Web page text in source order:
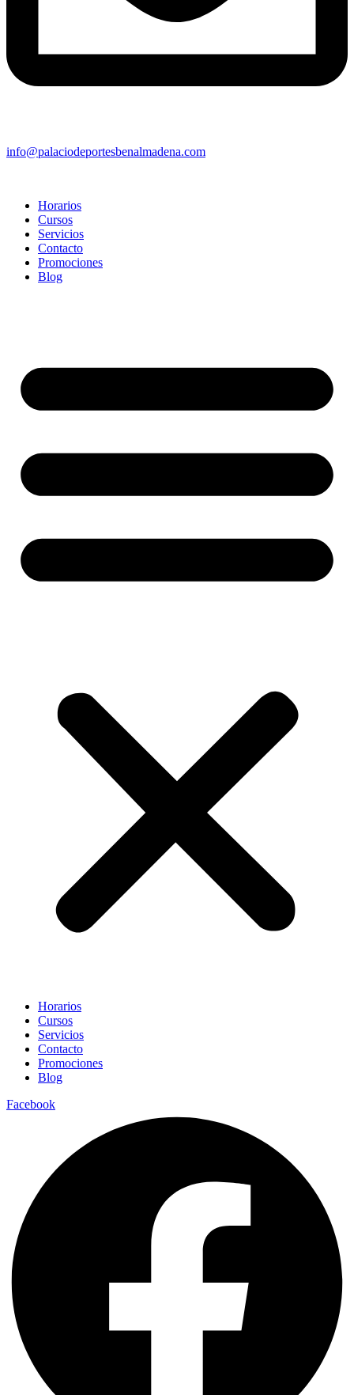
info@palaciodeportesbenalmadena.com
Horarios
Cursos
Servicios
Contacto
Promociones
Blog
Horarios
Cursos
Servicios
Contacto
Promociones
Blog
Facebook